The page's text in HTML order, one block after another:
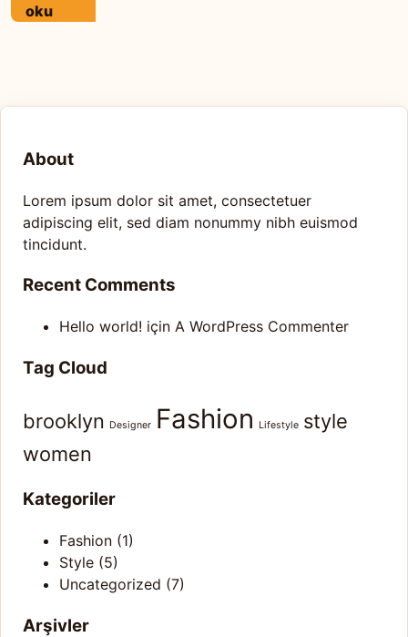
oku
About
Lorem ipsum dolor sit amet, consectetuer
adipiscing elit, sed diam nonummy nibh euismod
tincidunt.
Recent Comments
Hello world! için A WordPress Commenter
Tag Cloud
brooklyn Designer Fashion Lifestyle style
women
Kategoriler
Fashion (1)
Style (5)
Uncategorized (7)
Arşivler